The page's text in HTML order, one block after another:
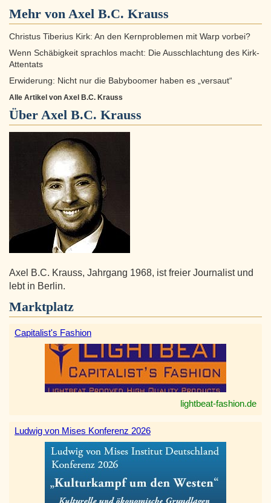
Mehr von Axel B.C. Krauss
Christus Tiberius Kirk: An den Kernproblemen mit Warp vorbei?
Wenn Schäbigkeit sprachlos macht: Die Ausschlachtung des Kirk-
Attentats
Erwiderung: Nicht nur die Babyboomer haben es „versaut“
Alle Artikel von Axel B.C. Krauss
Über Axel B.C. Krauss
Axel B.C. Krauss, Jahrgang 1968, ist freier Journalist und
lebt in Berlin.
Marktplatz
Capitalist's Fashion
lightbeat-fashion.de
Ludwig von Mises Konferenz 2026